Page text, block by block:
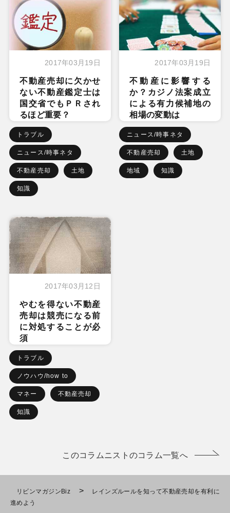
2017年03月19日
不動産売却に欠かせ
ない不動産鑑定士は
国交省でもＰＲされ
るほど重要？
トラブル
ニュース/時事ネタ
不動産売却 土地
知識
2017年03月19日
不動産に影響する
か？カジノ法案成立
による有力候補地の
相場の変動は
ニュース/時事ネタ
不動産売却 土地
地域 知識
2017年03月12日
やむを得ない不動産
売却は競売になる前
に対処することが必
須
トラブル
ノウハウ/how to
マネー 不動産売却
知識
このコラムニストのコラム一覧へ
リビンマガジンBiz >
レインズルールを知って不動産売却を有利に
進めよう